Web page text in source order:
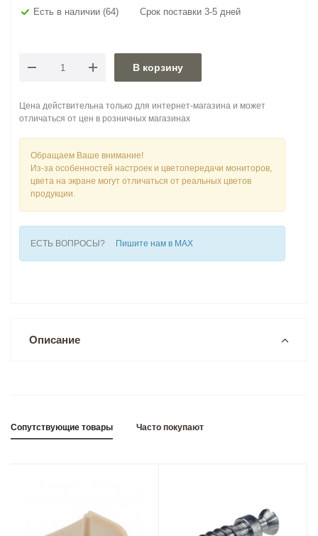
Есть в наличии (64) Срок поставки 3-5 дней
В корзину
Цена действительна только для интернет-магазина и может
отличаться от цен в розничных магазинах
Обращаем Ваше внимание!
Из-за особенностей настроек и цветопередачи мониторов,
цвета на экране могут отличаться от реальных цветов
продукции.
ЕСТЬ ВОПРОСЫ? Пишите нам в MAX
Описание
Сопутствующие товары Часто покупают